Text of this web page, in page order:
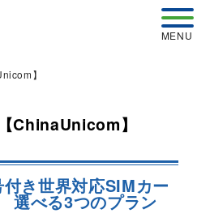
】
ChinaUnicom】
き世界対応SIMカー
選べる3つのプラン